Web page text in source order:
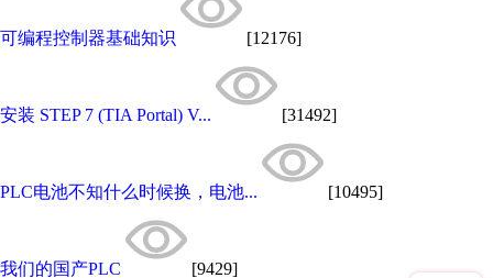
可编程控制器基础知识 [12176]
安装 STEP 7 (TIA Portal) V... [31492]
PLC电池不知什么时候换，电池... [10495]
我们的国产PLC [9429]